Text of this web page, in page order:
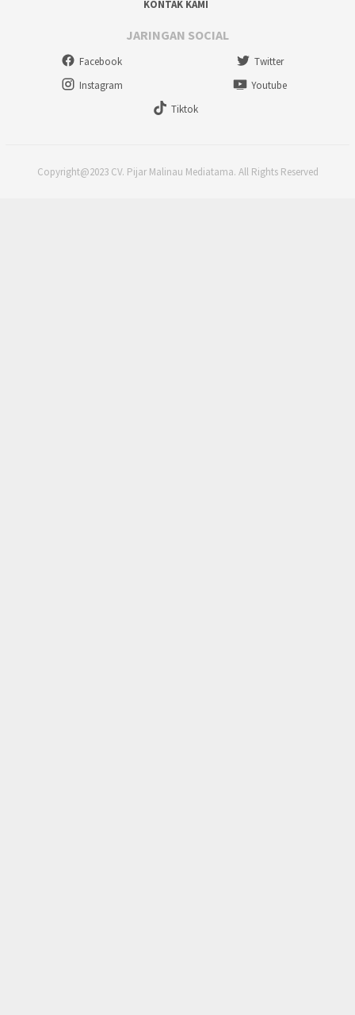
KONTAK KAMI
JARINGAN SOCIAL
Facebook
Twitter
Instagram
Youtube
Tiktok
Copyright@2023 CV. Pijar Malinau Mediatama. All Rights Reserved